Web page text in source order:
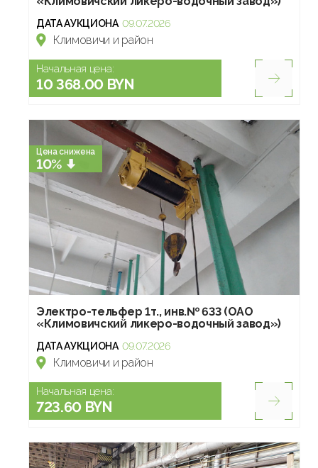
ДАТА АУКЦИОНА 09.07.2026
Климовичи и район
Начальная цена:
10 368.00 BYN
Цена снижена
10%
Электро-тельфер 1т., инв.№ 633 (ОАО
«Климовичский ликеро-водочный завод»)
ДАТА АУКЦИОНА 09.07.2026
Климовичи и район
Начальная цена:
723.60 BYN